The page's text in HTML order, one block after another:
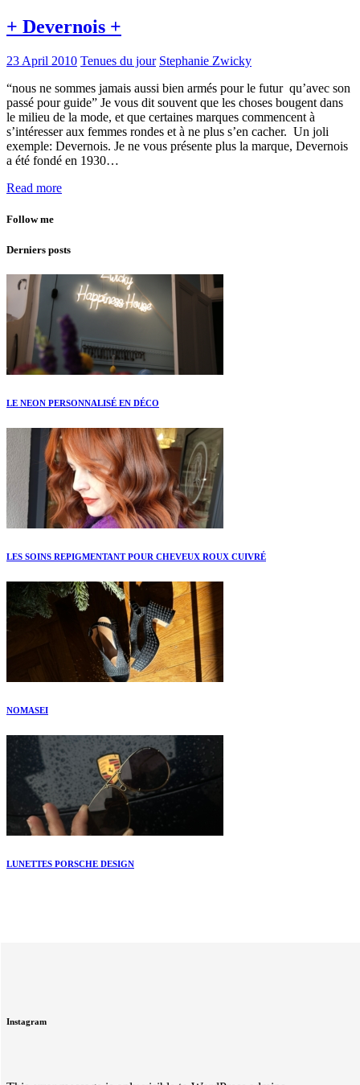
+ Devernois +
23 April 2010 Tenues du jour Stephanie Zwicky
“nous ne sommes jamais aussi bien armés pour le futur qu’avec son
passé pour guide” Je vous dit souvent que les choses bougent dans
le milieu de la mode, et que certaines marques commencent à
s’intéresser aux femmes rondes et à ne plus s’en cacher. Un joli
exemple: Devernois. Je ne vous présente plus la marque, Devernois
a été fondé en 1930…
Read more
Follow me
Derniers posts
LE NEON PERSONNALISÉ EN DÉCO
LES SOINS REPIGMENTANT POUR CHEVEUX ROUX CUIVRÉ
NOMASEI
LUNETTES PORSCHE DESIGN
Instagram